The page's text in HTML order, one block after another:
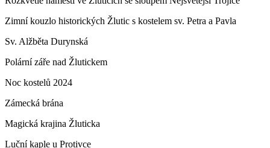
Zimní kouzlo historických Žlutic s kostelem sv. Petra a Pavla
Sv. Alžběta Durynská
Polární záře nad Žlutickem
Noc kostelů 2024
Zámecká brána
Magická krajina Žluticka
Luční kaple u Protivce